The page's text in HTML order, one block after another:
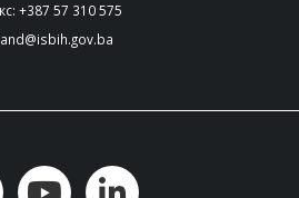
+387 57 310 575